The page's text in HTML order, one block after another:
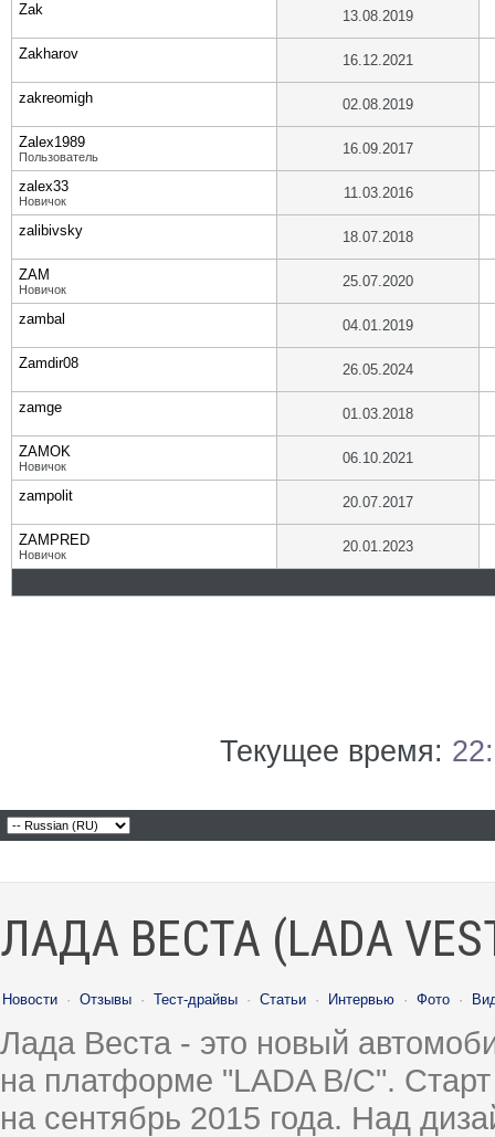
Zak 13.08.2019
Zakharov 16.12.2021
zakreomigh 02.08.2019
Zalex1989
Пользователь 16.09.2017
zalex33
Новичок 11.03.2016
zalibivsky 18.07.2018
ZAM
Новичок 25.07.2020
zambal 04.01.2019
Zamdir08 26.05.2024
zamge 01.03.2018
ZAMOK
Новичок 06.10.2021
zampolit 20.07.2017
ZAMPRED
Новичок 20.01.2023
Текущее время:
ЛАДА ВЕСТА (LADA
Новости · Отзывы · Тест-драйвы · Статьи · Интервью · Фото ·
Лада Веста - это новый
на платформе "LADA B/C".
на сентябрь 2015 года. Над